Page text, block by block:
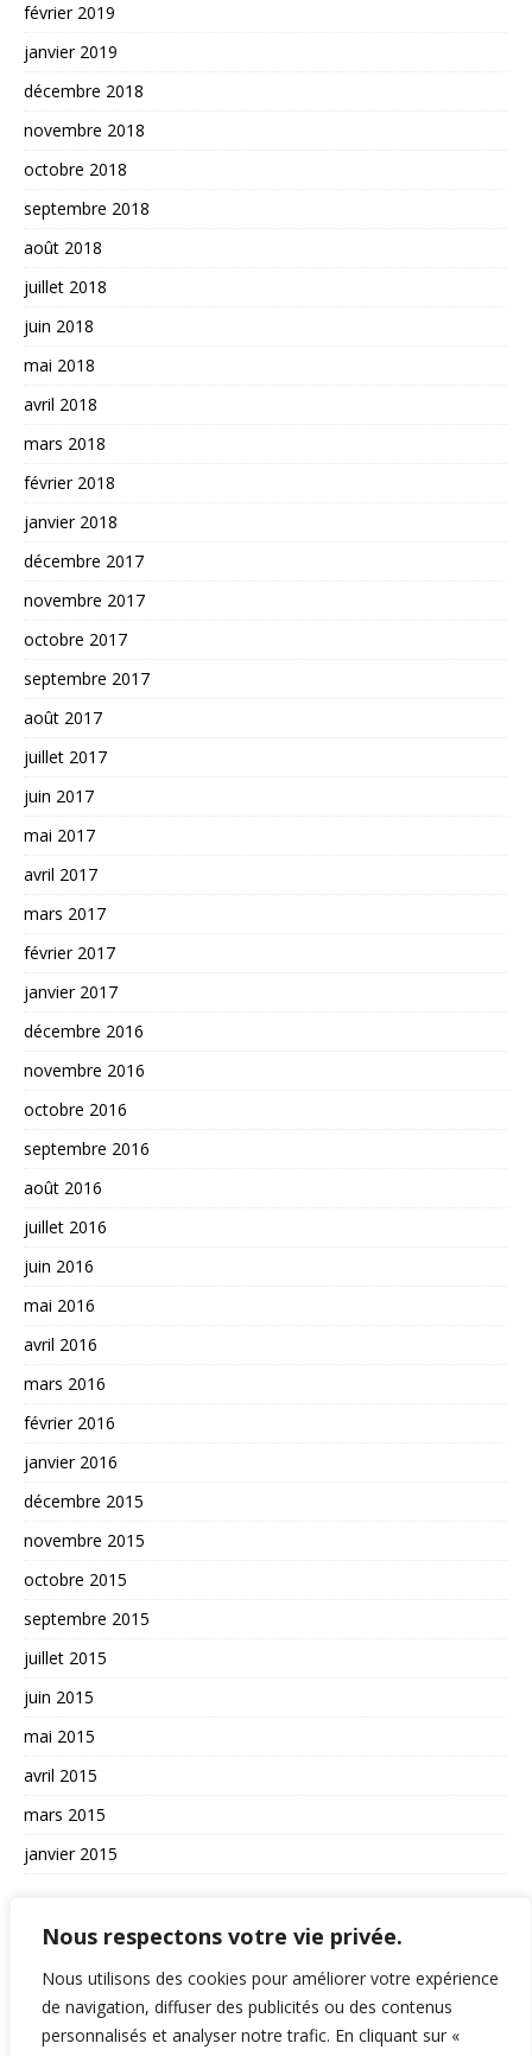
Nous respectons votre vie privée.
Nous utilisons des cookies pour améliorer votre expérience
de navigation, diffuser des publicités ou des contenus
personnalisés et analyser notre trafic. En cliquant sur «
février 2019
janvier 2019
décembre 2018
novembre 2018
octobre 2018
septembre 2018
août 2018
juillet 2018
juin 2018
mai 2018
avril 2018
mars 2018
février 2018
janvier 2018
décembre 2017
novembre 2017
octobre 2017
septembre 2017
août 2017
juillet 2017
juin 2017
mai 2017
avril 2017
mars 2017
février 2017
janvier 2017
décembre 2016
novembre 2016
octobre 2016
septembre 2016
août 2016
juillet 2016
juin 2016
mai 2016
avril 2016
mars 2016
février 2016
janvier 2016
décembre 2015
novembre 2015
octobre 2015
septembre 2015
juillet 2015
juin 2015
mai 2015
avril 2015
mars 2015
janvier 2015
La vie du site
A propos et contact
Politique de confidentialité